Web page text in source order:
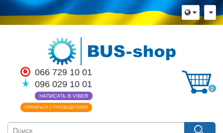
066 729 10 01
096 029 10 01
НАПИСАТЬ В VIBER
СВЯЗАТЬСЯ С РУКОВОДИТЕЛЕМ
0